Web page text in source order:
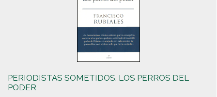
PERIODISTAS SOMETIDOS. LOS PERROS DEL
PODER